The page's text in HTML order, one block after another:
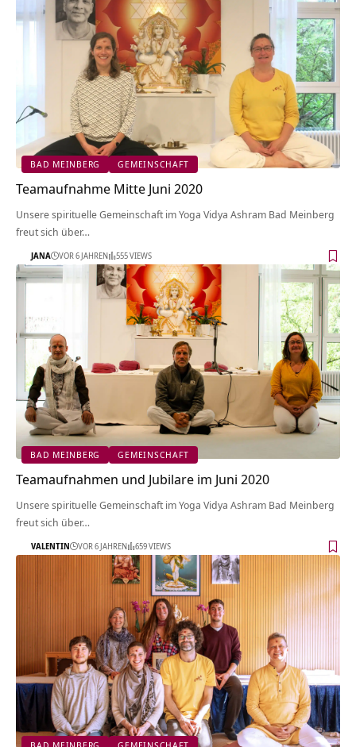
BAD MEINBERG GEMEINSCHAFT
Teamaufnahme Mitte Juni 2020
Unsere spirituelle Gemeinschaft im Yoga Vidya Ashram Bad Meinberg
freut sich über…
JANA VOR 6 JAHREN 555 VIEWS
BAD MEINBERG GEMEINSCHAFT
Teamaufnahmen und Jubilare im Juni 2020
Unsere spirituelle Gemeinschaft im Yoga Vidya Ashram Bad Meinberg
freut sich über…
VALENTIN VOR 6 JAHREN 659 VIEWS